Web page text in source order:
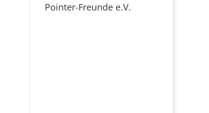
Pointer-Freunde e.V.